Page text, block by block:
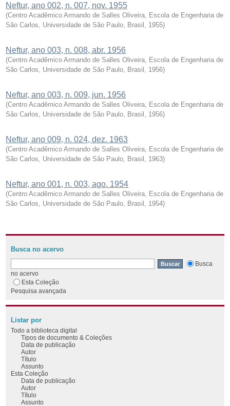
Neftur, ano 002, n. 007, nov. 1955
(Centro Acadêmico Armando de Salles Oliveira, Escola de Engenharia de
São Carlos, Universidade de São Paulo, Brasil
1955)
Neftur, ano 003, n. 008, abr. 1956
(Centro Acadêmico Armando de Salles Oliveira, Escola de Engenharia de
São Carlos, Universidade de São Paulo, Brasil
1956)
Neftur, ano 003, n. 009, jun. 1956
(Centro Acadêmico Armando de Salles Oliveira, Escola de Engenharia de
São Carlos, Universidade de São Paulo, Brasil
1956)
Neftur, ano 009, n. 024, dez. 1963
(Centro Acadêmico Armando de Salles Oliveira, Escola de Engenharia de
São Carlos, Universidade de São Paulo, Brasil
1963)
Neftur, ano 001, n. 003, ago. 1954
(Centro Acadêmico Armando de Salles Oliveira, Escola de Engenharia de
São Carlos, Universidade de São Paulo, Brasil
1954)
Busca no acervo
Busca
no acervo
Esta Coleção
Pesquisa avançada
Listar por
Todo a biblioteca digital
Tipos de documento & Coleções
Data de publicação
Autor
Título
Assunto
Esta Coleção
Data de publicação
Autor
Título
Assunto